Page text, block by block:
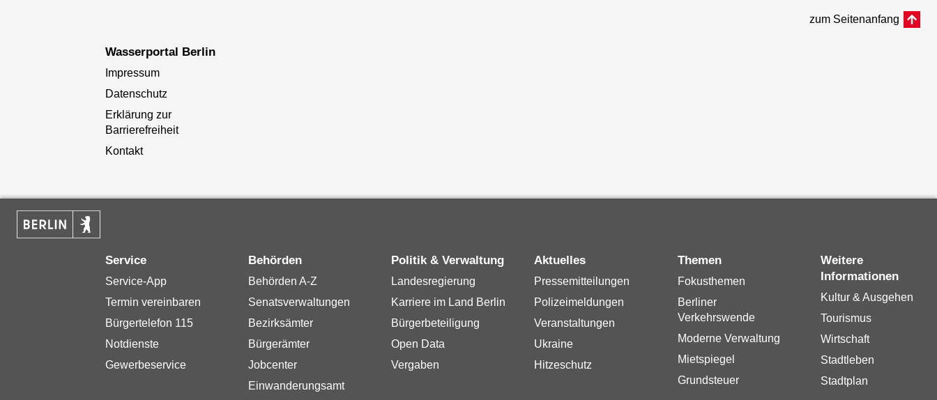
zum Seitenanfang
Wasserportal Berlin
Impressum
Datenschutz
Erklärung zur
Barrierefreiheit
Kontakt
Service
Service-App
Termin vereinbaren
Bürgertelefon 115
Notdienste
Gewerbeservice
Behörden
Behörden A-Z
Senatsverwaltungen
Bezirksämter
Bürgerämter
Jobcenter
Einwanderungsamt
Politik & Verwaltung
Landesregierung
Karriere im Land Berlin
Bürgerbeteiligung
Open Data
Vergaben
Aktuelles
Pressemitteilungen
Polizeimeldungen
Veranstaltungen
Ukraine
Hitzeschutz
Themen
Fokusthemen
Berliner
Verkehrswende
Moderne Verwaltung
Mietspiegel
Grundsteuer
Weitere
Informationen
Kultur & Ausgehen
Tourismus
Wirtschaft
Stadtleben
Stadtplan